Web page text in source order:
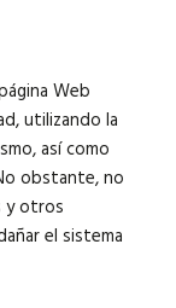
Web
utilizando la
así como
obstante, no
y otros
el sistema